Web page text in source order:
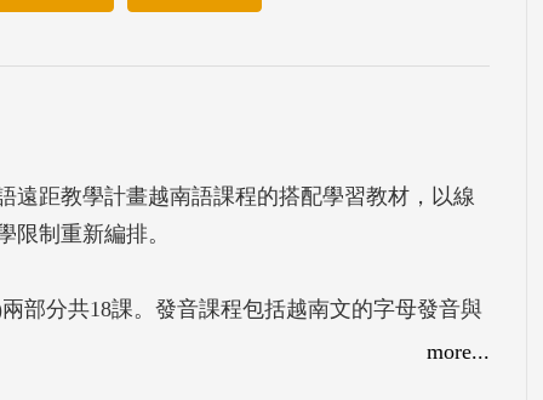
遠距教學計畫越南語課程的搭配學習教材，以線
限制重新編排。
部分共18課。發音課程包括越南文的字母發音與
人接物相關主題導入課文，並有詳細語法介紹和
more...